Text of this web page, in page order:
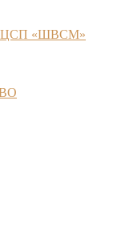
ЦСП «ШВСМ»